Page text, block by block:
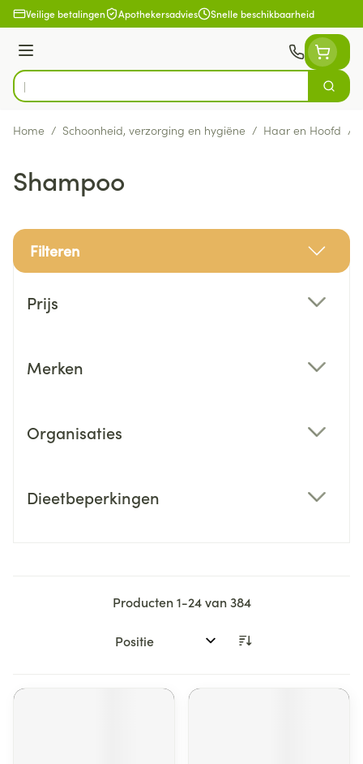
Ga naar de inhoud
Veilige betalingen Apothekersadvies Snelle beschikbaarheid
Menu
Product, merk, categorie...
Zoek
Home / Schoonheid, verzorging en hygiëne / Haar en Hoofd /
Shampoo
Filteren
Prijs
Merken
Organisaties
Dieetbeperkingen
Producten1-24van384
Sorteer op: